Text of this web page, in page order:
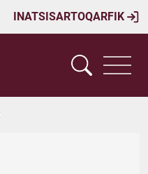
INATSISARTOQARFIK